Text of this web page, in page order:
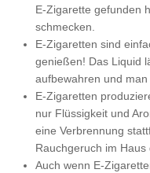
E-Zigarette gefunden
schmecken.
E-Zigaretten sind
genießen! Das Liquid
aufbewahren und
E-Zigaretten
nur Flüssigkeit und
eine Verbrennung
Rauchgeruch im
Auch wenn E-